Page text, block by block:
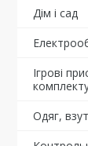
Дім і сад
Ігрові
Одяг,